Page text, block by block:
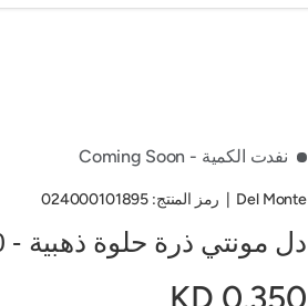
نفدت الكمية - Coming Soon
Del Monte رمز المنتج: 024000101895
دل مونتي ذرة حلوة ذهبية - 180 جم
0.350 KD